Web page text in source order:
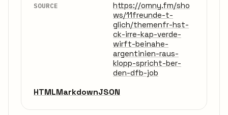
SOURCE
https://omny.fm/sho
ws/11freunde-t-
glich/themenfr-hst-
ck-irre-kap-verde-
wirft-beinahe-
argentinien-raus-
klopp-spricht-ber-
den-dfb-job
HTMLMarkdownJSON